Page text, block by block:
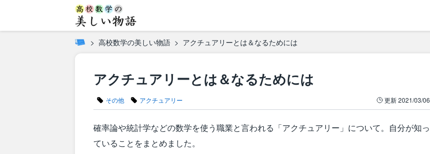
高校数学の美しい物語 アクチュアリーとは＆なるためには
アクチュアリーとは＆なるためには
その他 アクチュアリー 更新2021/03/06
確率論や統計学などの数学を使う職業と言われる「アクチュアリー」について。自分が知っ
ていることをまとめました。